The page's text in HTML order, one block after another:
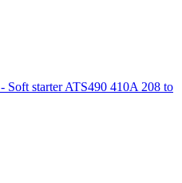
Soft starter ATS490 410A 208 to